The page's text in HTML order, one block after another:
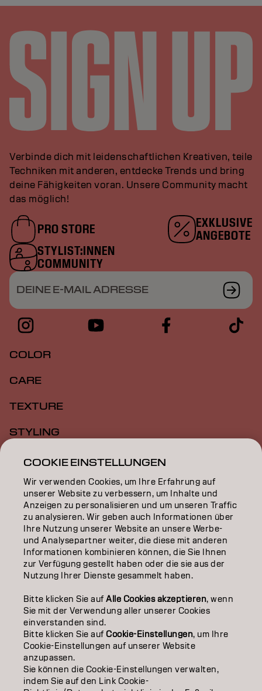
Verbinde dich mit leidenschaftlichen Kreativen, teile
Techniken mit anderen, entdecke Trends und bring
deine Fähigkeiten voran. Unsere Community macht
das möglich!
PRO STORE
EXKLUSIVE
ANGEBOTE
STYLIST:INNEN
COMMUNITY
DEINE E-MAIL ADRESSE
COLOR
CARE
TEXTURE
STYLING
INSPIRATION
EDUCATION
ÜBER
SALON FINDER
PARTNER WERDEN
ImpressumDatenschutzerklärungAGBCookie Policy
NutzungsbedingungenBarrierefreiheitserklärung
DE | German
COOKIE EINSTELLUNGEN
Wir verwenden Cookies, um Ihre Erfahrung auf
unserer Website zu verbessern, um Inhalte und
Anzeigen zu personalisieren und um unseren Traffic
zu analysieren. Wir geben auch Informationen über
Ihre Nutzung unserer Website an unsere Werbe-
und Analysepartner weiter, die diese mit anderen
Informationen kombinieren können, die Sie Ihnen
zur Verfügung gestellt haben oder die sie aus der
Nutzung Ihrer Dienste gesammelt haben.
Bitte klicken Sie aufAlle Cookies akzeptieren, wenn
Sie mit der Verwendung aller unserer Cookies
einverstanden sind.
Bitte klicken Sie aufCookie-Einstellungen, um Ihre
Cookie-Einstellungen auf unserer Website
anzupassen.
Sie können die Cookie-Einstellungen verwalten,
indem Sie auf den Link Cookie-